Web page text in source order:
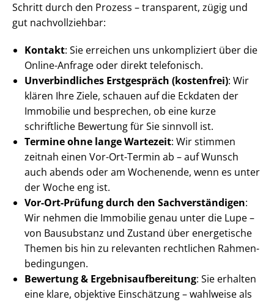
Schritt durch den Prozess – transparent, zügig und
gut nachvollziehbar:
Kontakt: Sie erreichen uns unkompliziert über die
Online-Anfrage oder direkt telefonisch.
Unverbindliches Erstgespräch (kostenfrei): Wir
klären Ihre Ziele, schauen auf die Eckdaten der
Immobilie und besprechen, ob eine kurze
schriftliche Bewertung für Sie sinnvoll ist.
Termine ohne lange Wartezeit: Wir stimmen
zeitnah einen Vor-Ort-Termin ab – auf Wunsch
auch abends oder am Wochenende, wenn es unter
der Woche eng ist.
Vor-Ort-Prüfung durch den Sach­ver­stän­di­gen:
Wir nehmen die Immobilie genau unter die Lupe –
von Bausubstanz und Zustand über energetische
Themen bis hin zu relevanten rechtlichen Rah­men­
be­din­gun­gen.
Bewertung & Er­geb­nis­auf­be­rei­tung: Sie erhalten
eine klare, objektive Einschätzung – wahlweise als